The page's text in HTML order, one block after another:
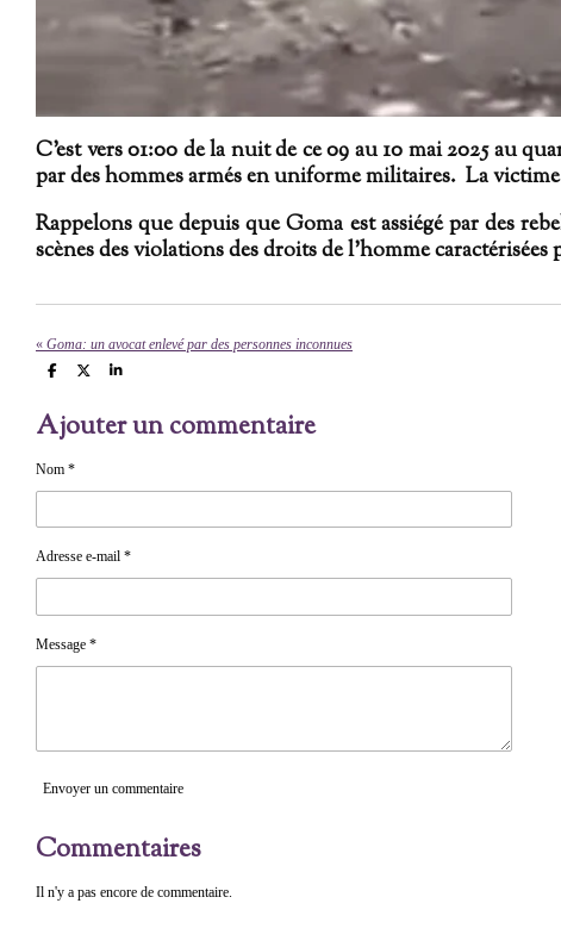
C'est vers 01:00 de la nuit de ce 09 au 10 mai 2025 au
par des hommes armés en uniforme militaires. La
Rappelons que depuis que Goma est assiégé par des
scènes des violations des droits de l'homme caractérisées
« Goma: un avocat enlevé par des personnes inconnues
P
t
a
r
P
t
a
P
a
Ajouter un commentaire
Nom *
Adresse e-mail *
Message *
Envoyer un commentaire
Commentaires
Il n'y a pas encore de commentaire.